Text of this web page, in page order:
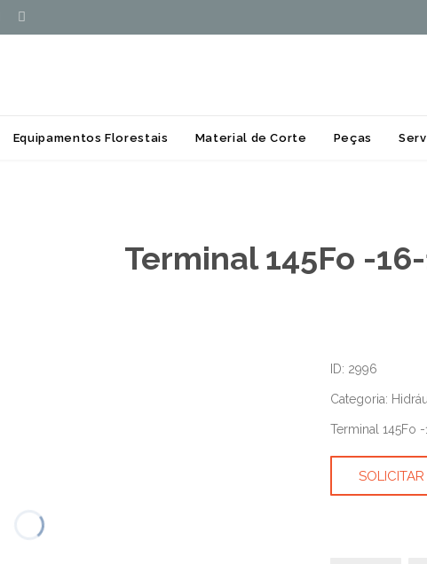

to
Equipamentos Florestais Material de Corte Peças
Terminal 145Fo -
ID: 2996
Categoria:
Terminal 145Fo